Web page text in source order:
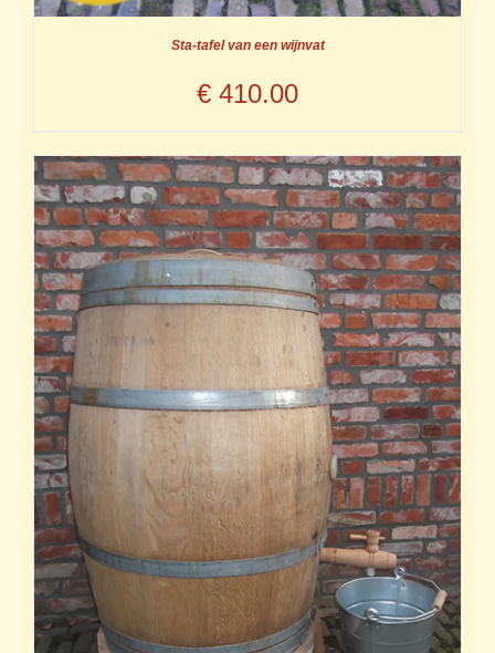
Sta-tafel van een wijnvat
€ 410.00